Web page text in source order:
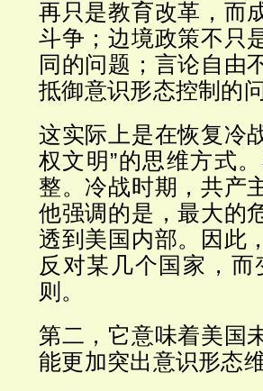
再只是教育改革，而
斗争；边境政策不只
同的问题；言论自由
抵御意识形态控制的问
这实际上是在恢复冷
权文明”的思维方式
整。冷战时期，共产
他强调的是，最大的
透到美国内部。因此
反对某几个国家，
则。
第二，它意味着美国
能更加突出意识形态维